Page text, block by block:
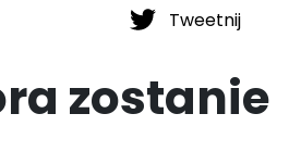
Tweetnij
zostanie